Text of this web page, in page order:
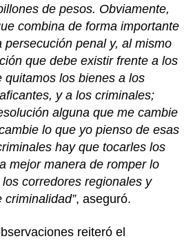
de pesos. Obviamente,
combina de forma importante
persecución penal y, al mismo
que debe existir frente a los
quitamos los bienes a los
y a los criminales;
alguna que me cambie
lo que yo pienso de esas
hay que tocarles los
mejor manera de romper lo
corredores regionales y
criminalidad”, aseguró.
reiteró el